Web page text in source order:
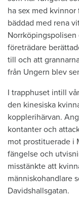
ha sex med
bäddad med rena
företrädare
till och att
från Ungern blev
I trapphuset intill
den kinesiska
kopplerihärvan.
kontanter och
mot prostituerade i
fängelse och
misstänkte att
människohandlare
Davidshallsgatan.